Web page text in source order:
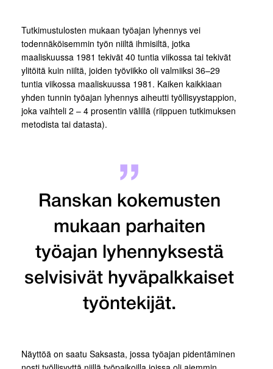
Tutkimustulosten mukaan työajan lyhennys vei
todennäköisemmin työn niiltä ihmisiltä, jotka
maaliskuussa 1981 tekivät 40 tuntia viikossa tai tekivät
ylitöitä kuin niiltä, joiden työviikko oli valmiiksi 36–29
tuntia viikossa maaliskuussa 1981. Kaiken kaikkiaan
yhden tunnin työajan lyhennys aiheutti työllisyystappion,
joka vaihteli 2 – 4 prosentin välillä (riippuen tutkimuksen
metodista tai datasta).
Ranskan kokemusten
mukaan parhaiten
työajan lyhennyksestä
selvisivät hyväpalkkaiset
työntekijät.
Näyttöä on saatu Saksasta, jossa työajan pidentäminen